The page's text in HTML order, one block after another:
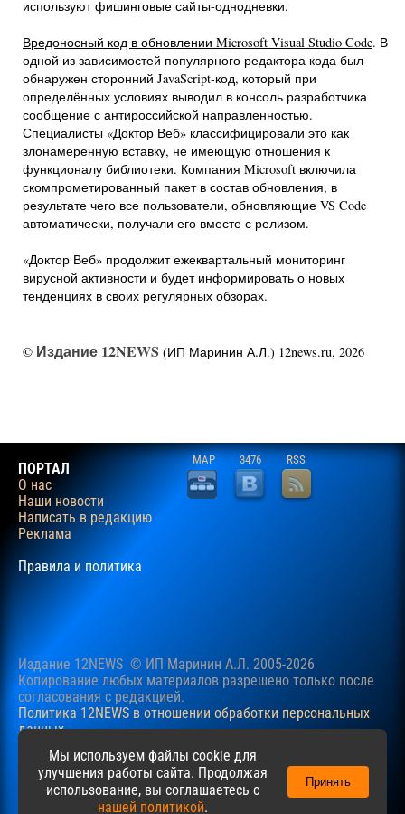
используют фишинговые сайты-однодневки.
Вредоносный код в обновлении Microsoft Visual Studio Code. В
одной из зависимостей популярного редактора кода был
обнаружен сторонний JavaScript-код, который при
определённых условиях выводил в консоль разработчика
сообщение с антироссийской направленностью.
Специалисты «Доктор Веб» классифицировали это как
злонамеренную вставку, не имеющую отношения к
функционалу библиотеки. Компания Microsoft включила
скомпрометированный пакет в состав обновления, в
результате чего все пользователи, обновляющие VS Code
автоматически, получали его вместе с релизом.
«Доктор Веб» продолжит ежеквартальный мониторинг
вирусной активности и будет информировать о новых
тенденциях в своих регулярных обзорах.
© Издание 12NEWS (ИП Маринин А.Л.) 12news.ru, 2026
ПОРТАЛ
О нас
Наши новости
Написать в редакцию
Реклама
Правила и политика
MAP 3476 RSS
Издание 12NEWS © ИП Маринин А.Л. 2005-2026
Копирование любых материалов разрешено только после
согласования c редакцией.
Политика 12NEWS в отношении обработки персональных
данных
Наш сайт использует файлы cookie для учучшения
пользовательского опыта. Продолжая просматривать сайт,
вы соглашаетесь с нашейПолитикойв отношении файлов
Мы используем файлы cookie для
улучшения работы сайта. Продолжая
использование, вы соглашаетесь с
нашей политикой.
Принять